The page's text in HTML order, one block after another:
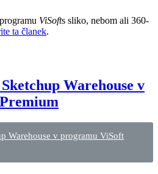
ViSofts sliko, nebom ali 360-
ta članek.
Warehouse v
Warehouse v programu ViSoft